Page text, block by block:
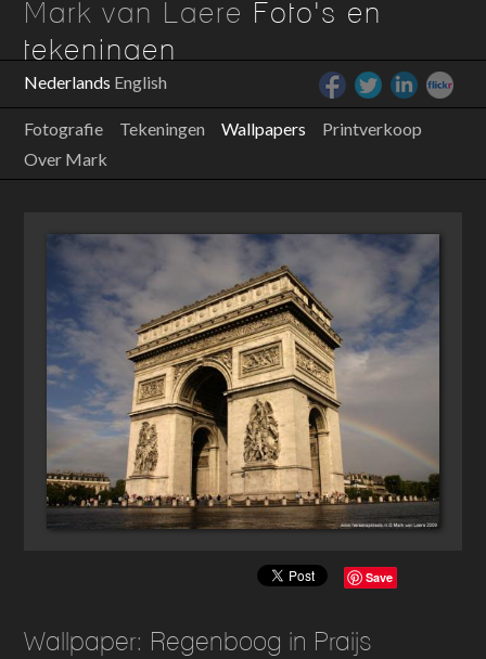
Mark van Laere Foto's en
tekeningen
Nederlands English
Fotografie Tekeningen Wallpapers
Printverkoop
Over Mark
Save
Wallpaper: Regenboog in Praijs